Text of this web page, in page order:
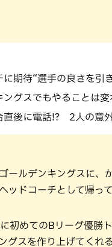
に期待“選手の良さを引
ングスでもやることは変
直後に電話!? 2人の意
ールデンキングスに、
ッドコーチとして帰って
初めてのBリーグ優勝
グスを作り上げてくれ